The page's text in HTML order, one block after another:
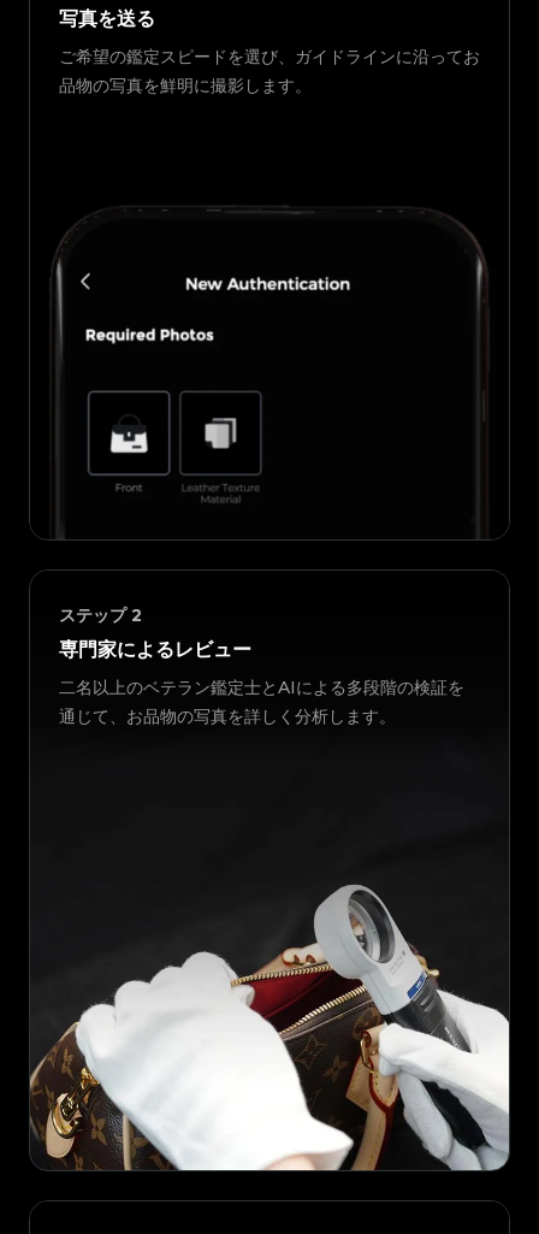
写真を送る
ご希望の鑑定スピードを選び、ガイドラインに沿ってお
品物の写真を鮮明に撮影します。
ステップ 2
専門家によるレビュー
二名以上のベテラン鑑定士とAIによる多段階の検証を
通じて、お品物の写真を詳しく分析します。